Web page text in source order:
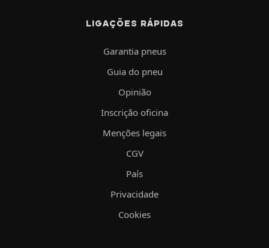
LIGAÇÕES RÁPIDAS
Garantia pneus
Guia do pneu
Opinião
Inscrição oficina
Menções legais
CGV
País
Privacidade
Cookies